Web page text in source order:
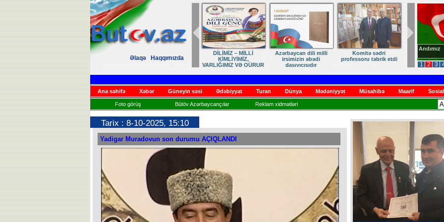
Əlaqə
Haqqımızda
1 2 3
Andımız
Zəfərdən Qayıdışa –
Həsrətin Sonu Yaxındır
ANA DİLİMİZ – MİLLİ
KİMLİYİMİZDİR
Ruhumuzun manifesti
Ana səhifə Xəbər Güneyin səsi Ədəbiyyat Turan Dünya Mədəniyyət Müsahibə Maarif
Foto görüş Bütöv Azərbaycançılar Reklam xidmətləri
Tarix : 8-10-2025, 15:10
Yadigar Muradovun son durumu AÇIQLANDI